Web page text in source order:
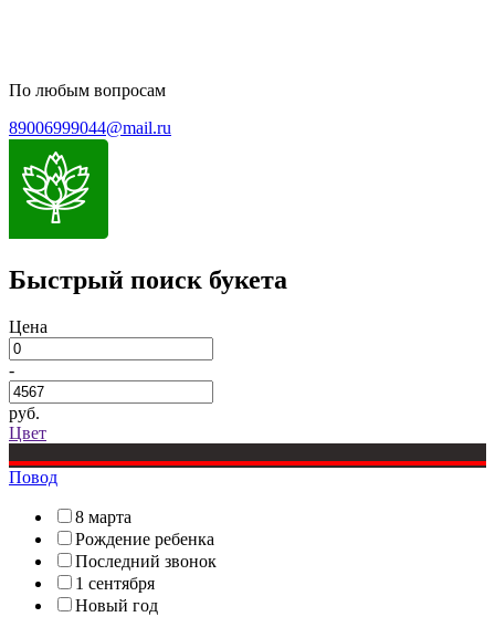
По любым вопросам
89006999044@mail.ru
Быстрый поиск букета
Цена
-
руб.
Цвет
Повод
8 марта
Рождение ребенка
Последний звонок
1 сентября
Новый год